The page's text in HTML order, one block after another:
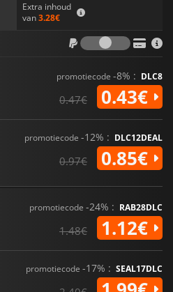
Extra inhoud
van3.28€
Kosten
promotiecode -8% : DLC8
0.47€ 0.43€
promotiecode -12% : DLC12DEAL
0.97€ 0.85€
promotiecode -24% : RAB28DLC
1.48€ 1.12€
promotiecode -17% : SEAL17DLC